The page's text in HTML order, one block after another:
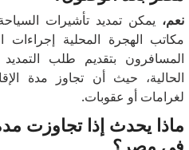
نعم، يمكن تمديد تأشيرات
مكاتب الهجرة المحلية إجراءات
المسافرون بتقديم طلب التمديد
الحالية، حيث أن تجاوز مدة
لغرامات أو عقوبات.
ماذا يحدث إذا تجاوزت